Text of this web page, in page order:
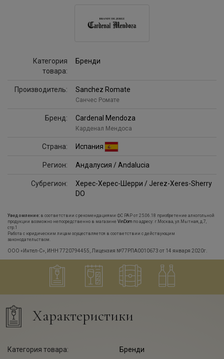
Категория
товара:
Бренди
Производитель: Sanchez Romate
Санчес Ромате
Бренд: Cardenal Mendoza
Карденал Мендоса
Страна: Испания
Регион: Андалусия / Andalucia
Субрегион:
Херес-Херес-Шерри / Jerez-Xeres-Sherry
DO
Уведомление: в соответствии с рекомендациями ФС РАР от 25.06.18 приобретение алкогольной
продукции возможно непосредственно в магазине VinDom по адресу: г.Москва, ул.Мытная, д.7,
стр.1
Работа с юридическим лицам осуществляется в соответствии с действующим
законодательством.
ООО «Интел-С», ИНН 7720794455, Лицензия №77РПА0010673 от 14 января 2020г.
Характеристики
Категория товара: Бренди